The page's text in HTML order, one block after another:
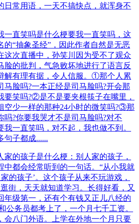
日常用语，一天不搞快点，就浑身不
一直笑吗是什么梗要我一直笑吗，这
的“抽象圣经”，因此作者自然是无恶
这次直播中，孙笑川因为受不了观众
脸的批判，气急败坏地进行了语言反
解有理有据，令人信服。①那个人累
马脸吗?一本正经是司马脸吗?开会那
要笑吗?②是不是要夹根筷子在嘴里，
空少一样的那种24小时的微笑吗?③那
吗?你要我哭才不是司马脸吗?对不
我一直笑吗，对不起，我也做不到。
句子都成......
家的孩子是什么梗：别人家的孩子，
中都会经常听到的一句话。“从小我就
的孩子’。这个孩子从来不玩游戏，
街，天天就知道学习。长得好看，又
年级第一，还有个有钱又正儿八经的
公务员都考上了，一个月七千工资。
会八门外语。上学在外地一个月只要